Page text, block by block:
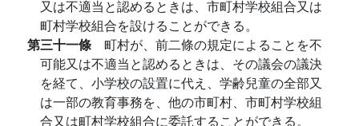
又は不適当と認めるときは、市町村学校組合又は
町村学校組合を設けることができる。
第三十一條 町村が、前二條の規定によることを不
可能又は不適当と認めるときは、その議会の議決
を経て、小学校の設置に代え、学齢兒童の全部又
は一部の教育事務を、他の市町村、市町村学校組
合又は町村学校組合に委託することができる。